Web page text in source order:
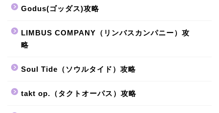
Godus(ゴッダス)攻略
LIMBUS COMPANY（リンバスカンパニー）攻
略
Soul Tide（ソウルタイド）攻略
takt op.（タクトオーパス）攻略